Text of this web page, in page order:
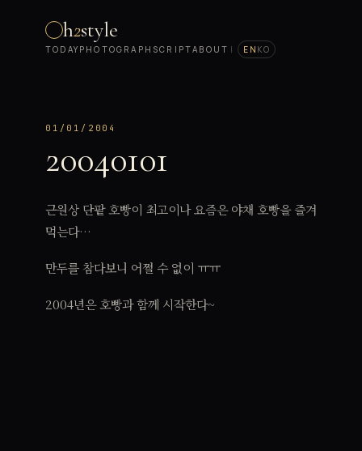
h2style
TODAY PHOTOGRAPH SCRIPTABOUT | EN KO
01/01/2004
20040101
근원상 단팥 호빵이 최고이나 요즘은 야채 호빵을 즐겨
먹는다…
만두를 참다보니 어쩔 수 없이 ㅠㅠ
2004년은 호빵과 함께 시작한다~